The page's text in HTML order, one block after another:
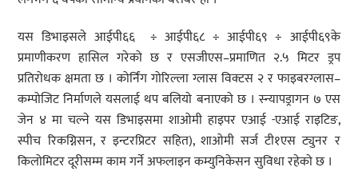
यस डिभाइसले आईपी६६ ÷ आईपी६८ ÷ आईपी६९ ÷ आईपी६९के
प्रमाणीकरण हासिल गरेको छ र एसजीएस–प्रमाणित २.५ मिटर ड्रप
प्रतिरोधक क्षमता छ । कोर्निंग गोरिल्ला ग्लास विक्टस २ र फाइबरग्लास–
कम्पोजिट निर्माणले यसलाई थप बलियो बनाएको छ । स्न्यापड्रागन ७ एस
जेन ४ मा चल्ने यस डिभाइसमा शाओमी हाइपर एआई -एआई राइटिङ,
स्पीच रिकग्निसन, र इन्टरप्रिटर सहित), शाओमी सर्ज टी१एस ट्युनर र
किलोमिटर दूरीसम्म काम गर्ने अफलाइन कम्युनिकेसन सुविधा रहेको छ ।